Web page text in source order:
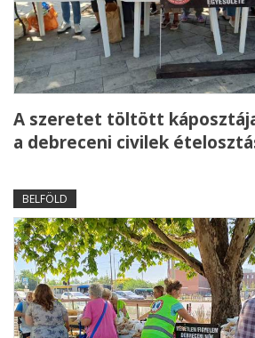
A szeretet töltött
a debreceni civilek
BELFÖLD